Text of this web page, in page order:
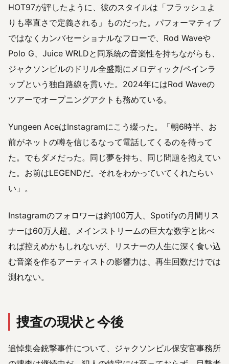
HOT97が評したように、彼のスタイルは「フラッシュよ
りも率直さで定義される」ものだった。パフォーマティブ
ではなくカンバセーショナルなフローで、Rod Waveや
Polo G、Juice WRLDと同系統の音楽性を持ちながらも、
ジャクソンビルのドリル全盛期にメロディック/ペインラ
ップという独自路線を貫いた。2024年にはRod Waveの
ツアーでオープニングアクトも務めている。
Yungeen AceはInstagramにこう綴った。「朝6時半、お
前がネットの噂を信じるなって電話してくるのを待って
た。でもダメだった。同じ夢を持ち、同じ問題を抱えてい
た。お前はLEGENDだ。それをわかっていてくれたらい
い」。
Instagramのフォロワーは約100万人、Spotifyの月間リス
ナーは60万人超。メインストリームの巨大な数字と比べ
れば控えめかもしれないが、リスナーの人生に深く食い込
む音楽を作るアーティストの影響力は、再生回数だけでは
測れない。
捜査の現状と今後
追悼集会銃撃事件について、ジャクソンビル保安官事務所